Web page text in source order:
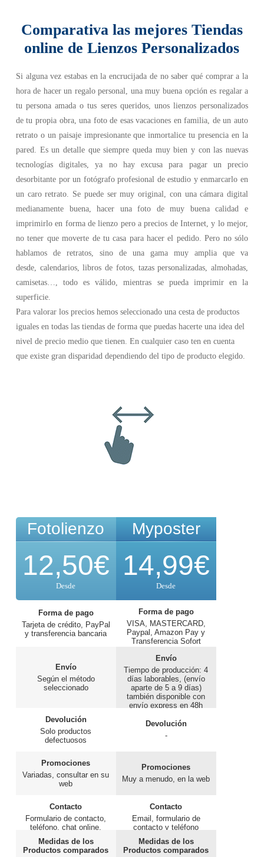
Comparativa las mejores Tiendas
online de Lienzos Personalizados
Si alguna vez estabas en la encrucijada de no saber qué comprar a la
hora de hacer un regalo personal, una muy buena opción es regalar a
tu persona amada o tus seres queridos, unos lienzos personalizados
de tu propia obra, una foto de esas vacaciones en familia, de un auto
retrato o un paisaje impresionante que inmortalice tu presencia en la
pared. Es un detalle que siempre queda muy bien y con las nuevas
tecnologías digitales, ya no hay excusa para pagar un precio
desorbitante por un fotógrafo profesional de estudio y enmarcarlo en
un caro retrato. Se puede ser muy original, con una cámara digital
medianamente buena, hacer una foto de muy buena calidad e
imprimirlo en forma de lienzo pero a precios de Internet, y lo mejor,
no tener que moverte de tu casa para hacer el pedido. Pero no sólo
hablamos de retratos, sino de una gama muy amplia que va
desde, calendarios, libros de fotos, tazas personalizadas, almohadas,
camisetas…, todo es válido, mientras se pueda imprimir en la
superficie.
Para valorar los precios hemos seleccionado una cesta de productos
iguales en todas las tiendas de forma que puedas hacerte una idea del
nivel de precio medio que tienen. En cualquier caso ten en cuenta
que existe gran disparidad dependiendo del tipo de producto elegido.
Fotolienzo
12,50€
Desde
Forma de pago
Tarjeta de crédito, PayPal
y transferencia bancaria
Envío
Según el método
seleccionado
Devolución
Solo productos
defectuosos
Promociones
Variadas, consultar en su
web
Contacto
Formulario de contacto,
teléfono, chat online.
Medidas de los
Productos comparados
Myposter
14,99€
Desde
Forma de pago
VISA, MASTERCARD,
Paypal, Amazon Pay y
Transferencia Sofort
Envío
Tiempo de producción: 4
días laborables, (envío
aparte de 5 a 9 días)
también disponible con
envío express en 48h
Devolución
-
Promociones
Muy a menudo, en la web
Contacto
Email, formulario de
contacto y teléfono
Medidas de los
Productos comparados